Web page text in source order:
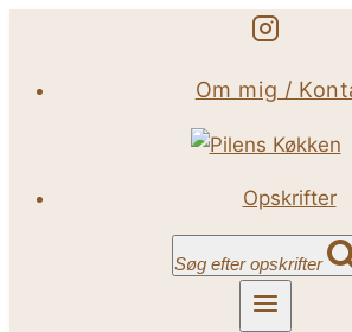
indhold
Om mig /
Opskrifter
Søg efter opskrifter